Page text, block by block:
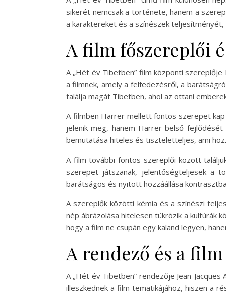
sikerét nemcsak a története, hanem a
a karaktereket és a színészek
A film főszereplői
A „Hét év Tibetben” film központi
a filmnek, amely a felfedezésről, a
találja magát Tibetben, ahol az ottani
A filmben Harrer mellett fontos szerepet kap
jelenik meg, hanem Harrer belső
bemutatása hiteles és tiszteletteljes, ami
A film további fontos szereplői között
szerepet játszanak, jelentőségteljesek a
barátságos és nyitott hozzáállása
A szereplők közötti kémia és a színészi
nép ábrázolása hitelesen tükrözik a kultúrák
hogy a film ne csupán egy kaland legyen,
A rendező és a
A „Hét év Tibetben” rendezője Jean-
illeszkednek a film tematikájához, hiszen a